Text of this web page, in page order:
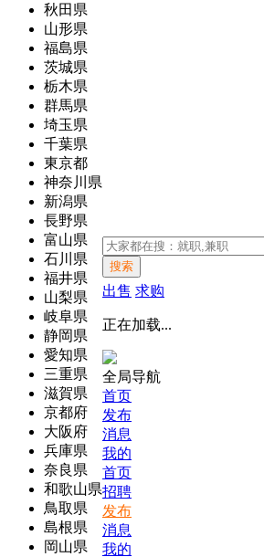
秋田県
山形県
福島県
茨城県
栃木県
群馬県
埼玉県
千葉県
東京都
神奈川県
新潟県
長野県
富山県
石川県
福井県
山梨県
岐阜県
静岡県
愛知県
三重県
滋賀県
京都府
大阪府
兵庫県
奈良県
和歌山県
鳥取県
島根県
岡山県
搜索
出售 求购
正在加载...
全局导航
首页
发布
消息
我的
首页
招聘
发布
消息
我的